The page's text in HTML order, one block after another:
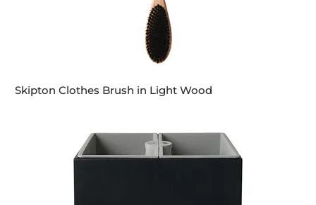
Skipton Clothes Brush in Light Wood